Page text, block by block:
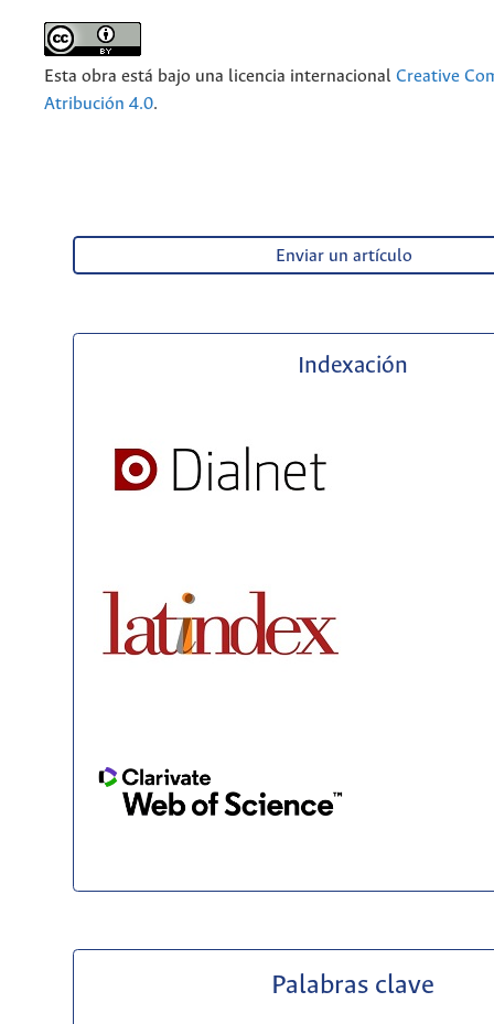
Esta obra está bajo una licencia internacional Creative
Atribución 4.0.
Enviar un artículo
Indexación
Palabras clave